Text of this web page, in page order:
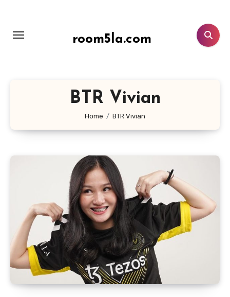
konten
room5la.com
BTR Vivian
Home BTR Vivian